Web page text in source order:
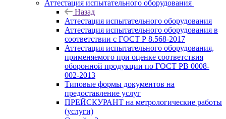
Аттестация испытательного оборудования
Назад
Аттестация испытательного оборудования
Аттестация испытательного оборудования в
соответствии с ГОСТ Р 8.568-2017
Аттестация испытательного оборудования,
применяемого при оценке соответствия
оборонной продукции по ГОСТ РВ 0008-
002-2013
Типовые формы документов на
предоставление услуг
ПРЕЙСКУРАНТ на метрологические работы
(услуги)